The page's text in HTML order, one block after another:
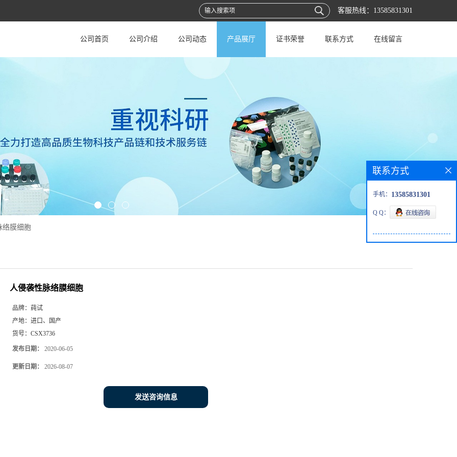
客服热线： 13585831301
公司首页 公司介绍 公司动态 产品展厅 证书荣誉 联系方式 在线留言
络膜细胞
人侵袭性脉络膜细胞
品牌： 莼试
产地： 进口、国产
货号： CSX3736
发布日期： 2020-06-05
更新日期： 2026-08-07
发送咨询信息
联系方式
手机： 13585831301
Q Q：